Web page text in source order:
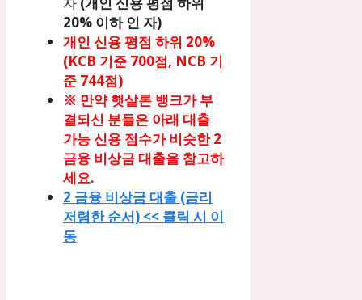
20% 이하 인 자)
개인 신용 평점 하위 20%
(KCB 기준 700점, NCB 기
준 744점)
※ 만약 햇살론 뱅크가 부
결되신 분들은 아래 대출
가능 신용 점수가 비슷한 2
금융 비상금 대출을 참고하
세요.
2 금융 비상금 대출 (금리
저렴한 순서) << 클릭 시 이
동